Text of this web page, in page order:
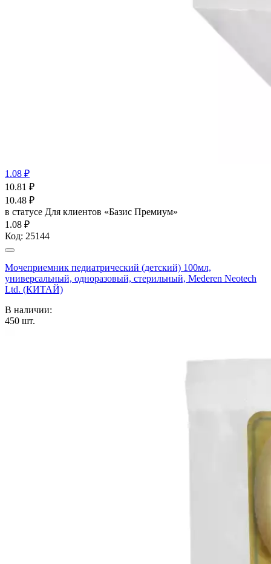
1.08 ₽
10.81 ₽
10.48 ₽
в статусе Для клиентов «Базис Премиум»
1.08 ₽
Код: 25144
Мочеприемник педиатрический (детский) 100мл,
универсальный, одноразовый, стерильный, Mederen Neotech
Ltd. (КИТАЙ)
В наличии:
450 шт.